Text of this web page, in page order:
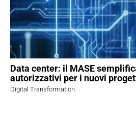
Data center: il MASE
autorizzativi per i nuovi
Digital Transformation